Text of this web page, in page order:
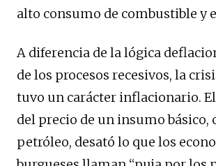
alto consumo de combustible y
A diferencia de la lógica
de los procesos recesivos, la
tuvo un carácter inflacionario.
del precio de un insumo básico,
petróleo, desató lo que los